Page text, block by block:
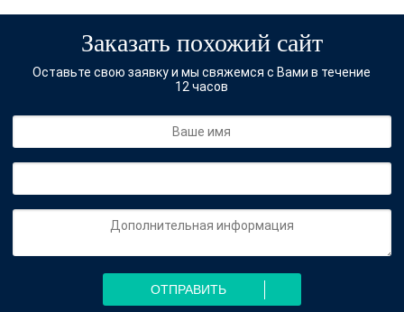
Заказать похожий сайт
Оставьте свою заявку и мы свяжемся с Вами в течение
12 часов
ОТПРАВИТЬ